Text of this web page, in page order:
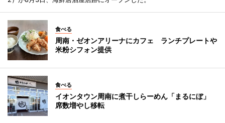
食べる
周南・ゼオンアリーナにカフェ ランチプレートや
米粉シフォン提供
食べる
イオンタウン周南に煮干しらーめん「まるにぼ」
席数増やし移転